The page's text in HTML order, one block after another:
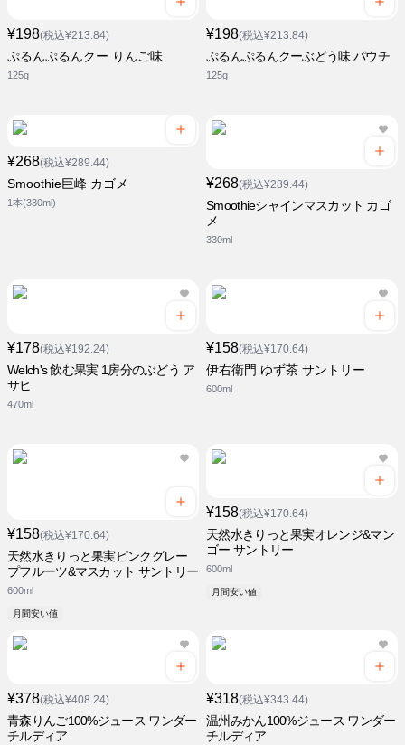
¥198(税込¥213.84)
ぷるんぷるんクー りんご味
125g
¥198(税込¥213.84)
ぷるんぷるんクーぶどう味 パウチ
125g
¥268(税込¥289.44)
Smoothie巨峰 カゴメ
1本(330ml)
¥268(税込¥289.44)
Smoothieシャインマスカット カゴ
メ
330ml
¥178(税込¥192.24)
Welch's 飲む果実 1房分のぶどう ア
サヒ
470ml
¥158(税込¥170.64)
伊右衛門 ゆず茶 サントリー
600ml
¥158(税込¥170.64)
天然水きりっと果実ピンクグレー
プフルーツ&マスカット サントリー
600ml
月間安い値
¥158(税込¥170.64)
天然水きりっと果実オレンジ&マン
ゴー サントリー
600ml
月間安い値
¥378(税込¥408.24)
青森りんご100%ジュース ワンダー
チルディア
¥318(税込¥343.44)
温州みかん100%ジュース ワンダー
チルディア